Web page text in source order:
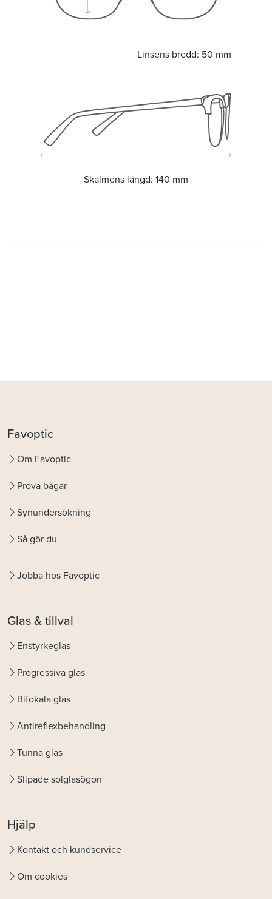
Linsens bredd: 50 mm
Skalmens längd: 140 mm
Favoptic
Om Favoptic
Prova bågar
Synundersökning
Så gör du
Jobba hos Favoptic
Glas & tillval
Enstyrkeglas
Progressiva glas
Bifokala glas
Antireflexbehandling
Tunna glas
Slipade solglasögon
Hjälp
Kontakt och kundservice
Om cookies